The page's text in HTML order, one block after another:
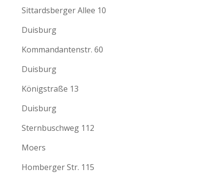
Sittardsberger Allee 10
Duisburg
Kommandantenstr. 60
Duisburg
Königstraße 13
Duisburg
Sternbuschweg 112
Moers
Homberger Str. 115